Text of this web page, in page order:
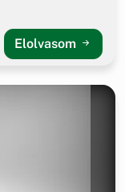
Elolvasom